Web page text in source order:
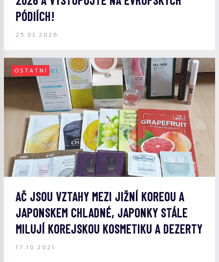
PÓDIÍCH!
25.03.2026
OSTATNÍ
AČ JSOU VZTAHY MEZI JIŽNÍ KOREOU A
JAPONSKEM CHLADNÉ, JAPONKY STÁLE
MILUJÍ KOREJSKOU KOSMETIKU A DEZERTY
17.10.2021